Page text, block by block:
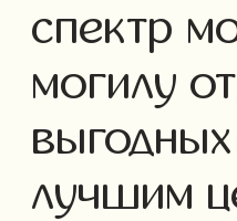
спектр
могилу
лучшим